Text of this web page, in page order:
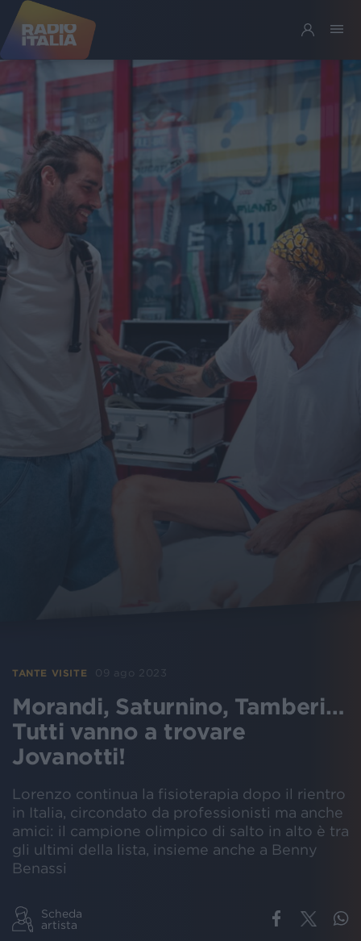
TANTE VISITE 09 ago 2023
Morandi, Saturnino, Tamberi…
Tutti vanno a trovare
Jovanotti!
Lorenzo continua la fisioterapia dopo il rientro
in Italia, circondato da professionisti ma anche
amici: il campione olimpico di salto in alto è tra
gli ultimi della lista, insieme anche a Benny
Benassi
Scheda
artista